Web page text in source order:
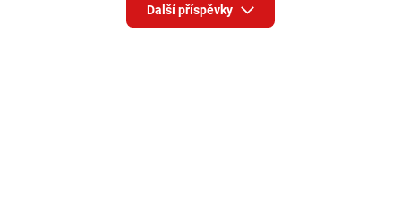
Další příspěvky